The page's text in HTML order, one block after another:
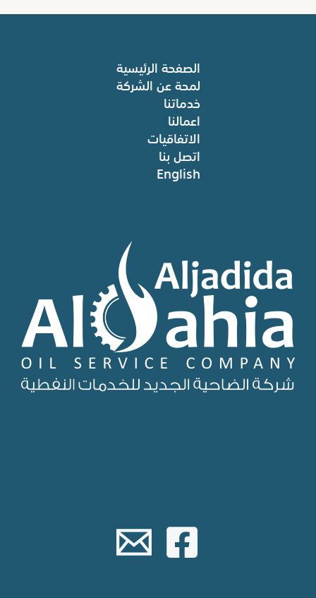
الصفحة الرئيسية
لمحة عن الشركة
خدماتنا
اعمالنا
الاتفاقيات
اتصل بنا
English